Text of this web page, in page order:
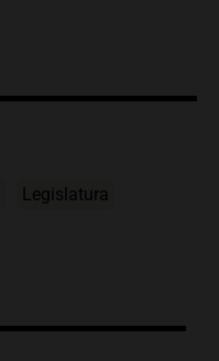
Legislatura